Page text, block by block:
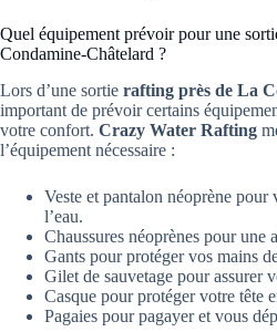
Quel équipement prévoir pour une
Condamine-Châtelard ?
Lors d’une sortie rafting près de La
important de prévoir certains
votre confort. Crazy Water Rafting
l’équipement nécessaire :
Veste et pantalon néoprène
l’eau.
Chaussures néoprènes pour une
Gants pour protéger vos mains
Gilet de sauvetage pour assurer
Casque pour protéger votre tête
Pagaies pour pagayer et vous